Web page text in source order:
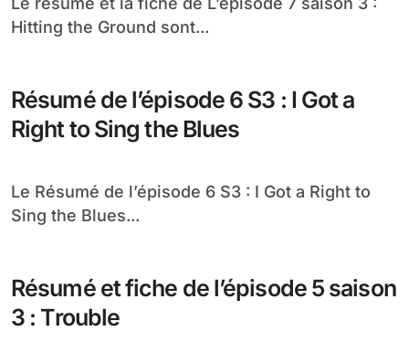
Hitting the Ground sont...
Résumé de l’épisode 6 S3 : I Got a
Right to Sing the Blues
Le Résumé de l’épisode 6 S3 : I Got a Right to
Sing the Blues...
Résumé et fiche de l’épisode 5 saison
3 : Trouble